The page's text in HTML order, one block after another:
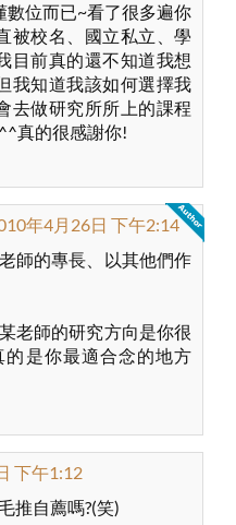
數位而已~看了很多遍你
被校名、國立私立、學
目前真的還不知道我想
我知道我該如何選擇我
去做研究所所上的課程
真的很感謝你!
年4月26日 下午2:14
師的專長、以其他們作
老師的研究方向是你很
是你最適合念的地方
下午1:12
推自薦嗎?(笑)